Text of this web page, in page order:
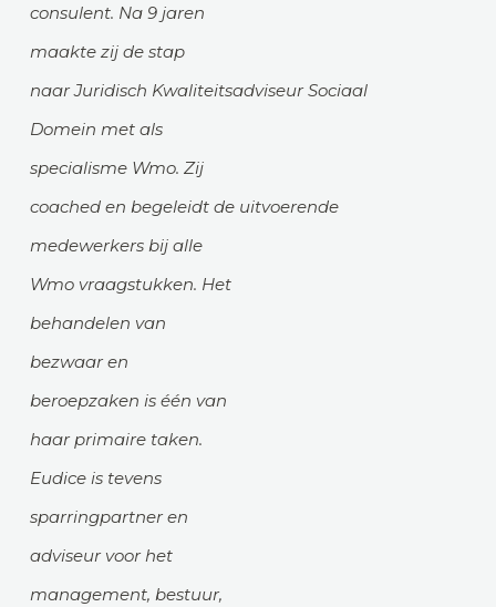
consulent. Na 9 jaren
maakte zij de stap
naar Juridisch Kwaliteitsadviseur Sociaal
Domein met als
specialisme Wmo. Zij
coached en begeleidt de uitvoerende
medewerkers bij alle
Wmo vraagstukken. Het
behandelen van
bezwaar en
beroepzaken is één van
haar primaire taken.
Eudice is tevens
sparringpartner en
adviseur voor het
management, bestuur,